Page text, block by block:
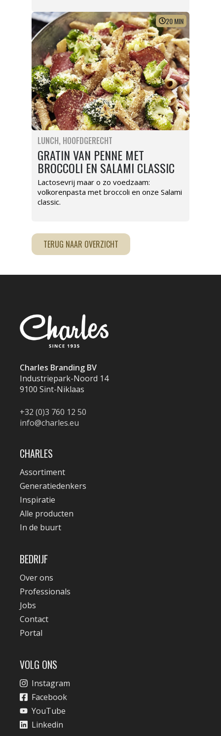
20MIN
LUNCH HOOFDGERECHT
GRATIN VAN PENNE MET
BROCCOLI EN SALAMI CLASSIC
Lactosevrij maar o zo voedzaam:
volkorenpasta met broccoli en onze Salami
classic.
TERUG NAAR OVERZICHT
Charles Branding BV
Industriepark-Noord 14
9100 Sint-Niklaas
+32 (0)3 760 12 50
info@charles.eu
CHARLES
Assortiment
Generatiedenkers
Inspiratie
Alle producten
In de buurt
BEDRIJF
Over ons
Professionals
Jobs
Contact
Portal
VOLG ONS
Instagram
Facebook
YouTube
Linkedin